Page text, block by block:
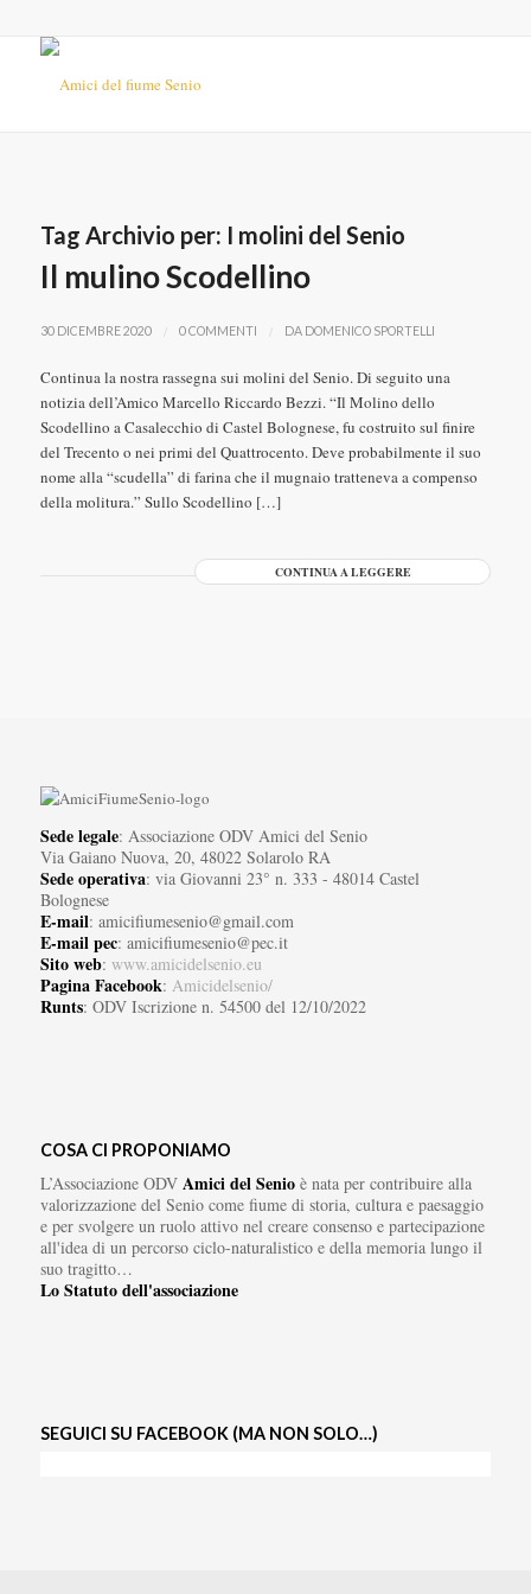
Tag Archivio per: I molini del Senio
Il mulino Scodellino
30 DICEMBRE 2020 / 0 COMMENTI / DA DOMENICO SPORTELLI
Continua la nostra rassegna sui molini del Senio. Di seguito una
notizia dell’Amico Marcello Riccardo Bezzi. “Il Molino dello
Scodellino a Casalecchio di Castel Bolognese, fu costruito sul finire
del Trecento o nei primi del Quattrocento. Deve probabilmente il suo
nome alla “scudella” di farina che il mugnaio tratteneva a compenso
della molitura.” Sullo Scodellino […]
CONTINUA A LEGGERE
Sede legale: Associazione ODV Amici del Senio
Via Gaiano Nuova, 20, 48022 Solarolo RA
Sede operativa: via Giovanni 23° n. 333 - 48014 Castel
Bolognese
E-mail: amicifiumesenio@gmail.com
E-mail pec: amicifiumesenio@pec.it
Sito web: www.amicidelsenio.eu
Pagina Facebook: Amicidelsenio/
Runts: ODV Iscrizione n. 54500 del 12/10/2022
COSA CI PROPONIAMO
L’Associazione ODV Amici del Senioè nata per contribuire alla
valorizzazione del Senio come fiume di storia, cultura e paesaggio
e per svolgere un ruolo attivo nel creare consenso e partecipazione
all'idea di un percorso ciclo-naturalistico e della memoria lungo il
suo tragitto…
Lo Statuto dell'associazione
SEGUICI SU FACEBOOK (MA NON SOLO…)